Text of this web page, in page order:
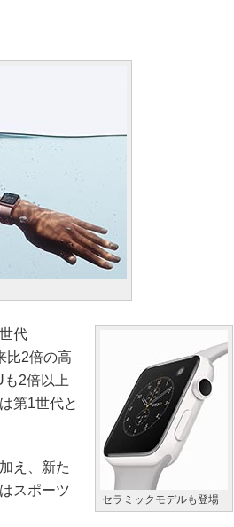
セラミックモデルも登場
代
比2倍の高
2倍以上
第1世代と
え、新た
スポーツ